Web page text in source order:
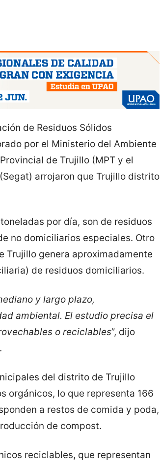
de Residuos Sólidos
por el Ministerio del Ambiente
de Trujillo (MPT y el
arrojaron que Trujillo distrito
por día, son de residuos
no domiciliarios especiales. Otro
Trujillo genera aproximadamente
de residuos domiciliarios.
y largo plazo,
ambiental. El estudio precisa el
o reciclables”, dijo
del distrito de Trujillo
orgánicos, lo que representa 166
a restos de comida y poda,
de compost.
reciclables, que representan